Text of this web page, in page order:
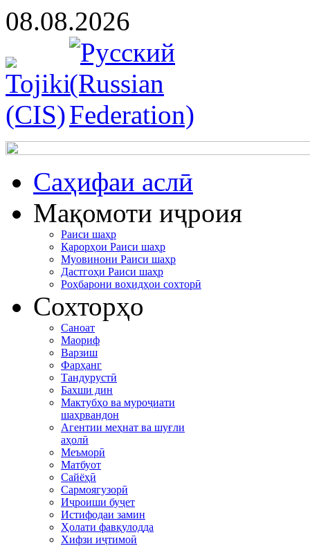
08.08.2026
Cаҳифаи аслӣ
Мақомоти иҷроия
Раиси шаҳр
Қарорҳои Раиси шаҳр
Муовинони Раиси шаҳр
Дастгоҳи Раиси шаҳр
Роҳбарони воҳидҳои сохторӣ
Сохторҳо
Саноат
Маориф
Варзиш
Фарҳанг
Тандурустӣ
Бахши дин
Мактубҳо ва муроҷиати
шаҳрвандон
Агентии меҳнат ва шуғли
аҳолӣ
Меъморӣ
Матбуот
Сайёҳӣ
Сармоягузорӣ
Иҷроиши буҷет
Истифодаи замин
Ҳолати фавқулодда
Хифзи иҷтимоӣ